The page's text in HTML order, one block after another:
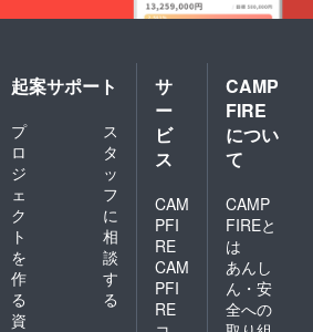
起案サポート
プ
ロ
ジ
ェ
ク
ト
を
作
る
ス
タ
ッ
フ
に
相
談
す
る
資
サ
ー
ビ
ス
CAM
PFI
RE
CAM
PFI
RE
CAMP
FIRE
につい
て
CAMP
FIREと
は
あんし
ん・安
全への